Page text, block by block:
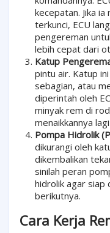
kecepatan. Jika
terkunci, ECU
pengereman
lebih cepat dari
Katup
pintu air. Katup
sebagian, atau
diperintah oleh
minyak rem di
menaikkannya
Pompa Hidrolik
dikurangi oleh
dikembalikan
sinilah peran
hidrolik agar siap
berikutnya.
Cara Kerja